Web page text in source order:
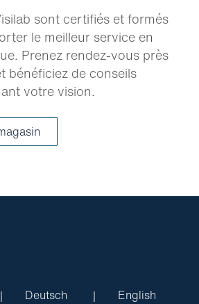
sont certifiés et formés
le meilleur service en
Prenez rendez-vous près
bénéficiez de conseils
votre vision.
Deutsch English